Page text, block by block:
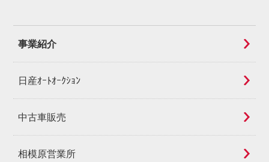
事業紹介
日産ｵｰﾄｵｰｸｼｮﾝ
中古車販売
相模原営業所